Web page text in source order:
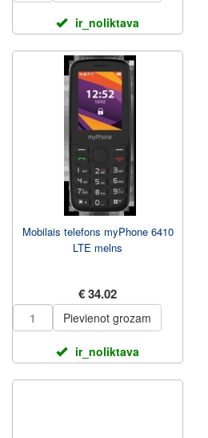
ir_noliktava
Mobilais telefons myPhone 6410
LTE melns
€ 34.02
Pievienot grozam
ir_noliktava